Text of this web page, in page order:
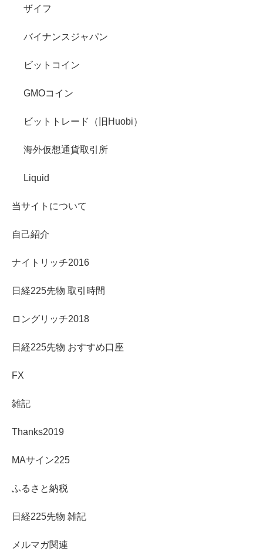
ザイフ
バイナンスジャパン
ビットコイン
GMOコイン
ビットトレード（旧Huobi）
海外仮想通貨取引所
Liquid
当サイトについて
自己紹介
ナイトリッチ2016
日経225先物 取引時間
ロングリッチ2018
日経225先物 おすすめ口座
FX
雑記
Thanks2019
MAサイン225
ふるさと納税
日経225先物 雑記
メルマガ関連